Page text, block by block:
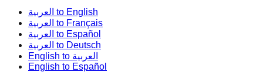
العربية to English
العربية to Français
العربية to Español
العربية to Deutsch
English to العربية
English to Español